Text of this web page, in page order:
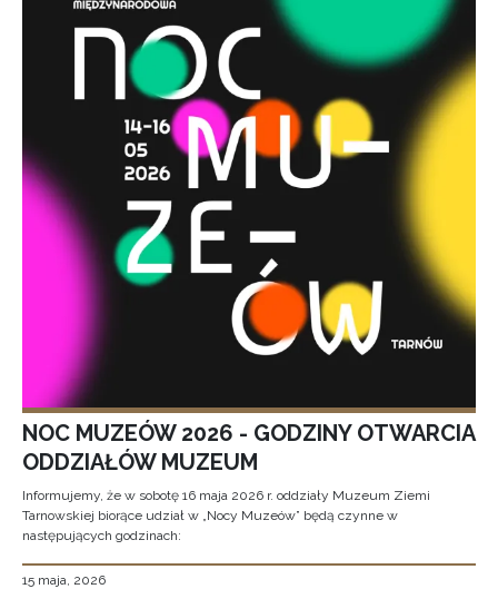
NOC MUZEÓW 2026 - GODZINY OTWARCIA
ODDZIAŁÓW MUZEUM
Informujemy, że w sobotę 16 maja 2026 r. oddziały Muzeum Ziemi
Tarnowskiej biorące udział w „Nocy Muzeów” będą czynne w
następujących godzinach:
15 maja, 2026